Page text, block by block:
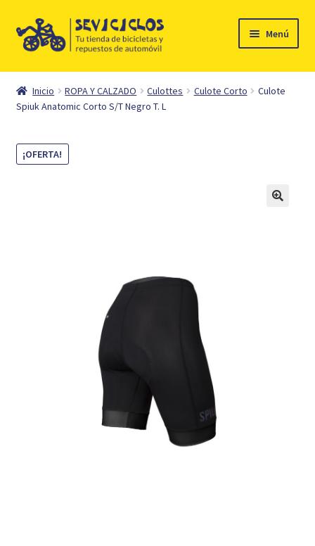
Ir
Ir
al
Menú
Inicio
Ciclismo
Automóvil
Inicio ROPA Y CALZADO Culottes Culote Corto
Culote
Spiuk Anatomic Corto S/T Negro T. L
¡OFERTA!